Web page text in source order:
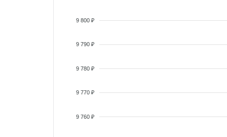
9 800 ₽
9 790 ₽
9 780 ₽
9 770 ₽
9 760 ₽